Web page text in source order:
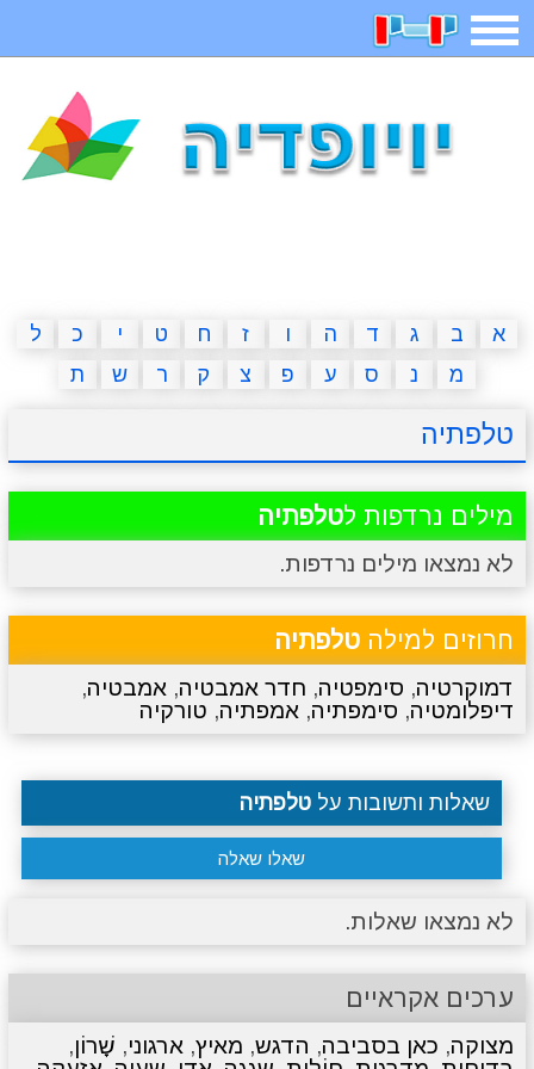
תפריט
איש תלוי מדריכים פוקימון גו מצא הבדלים
יצירה משחקי בנות אשליות חדשות
א ב ג ד ה ו ז ח ט י כ
ל
מ
נ ס ע פ צ ק ר ש ת
טלפתיה
מילים נרדפות לטלפתיה
לא נמצאו מילים נרדפות.
חרוזים למילה טלפתיה
דמוקרטיה, סימפטיה, חדר אמבטיה, אמבטיה,
דיפלומטיה, סימפתיה, אמפתיה, טורקיה
שאלות ותשובות על טלפתיה
שאלו שאלה
לא נמצאו שאלות.
ערכים אקראיים
מצוקה, כאן בסביבה, הדגש, מאיץ, ארגוני, שָׁרוֹן,